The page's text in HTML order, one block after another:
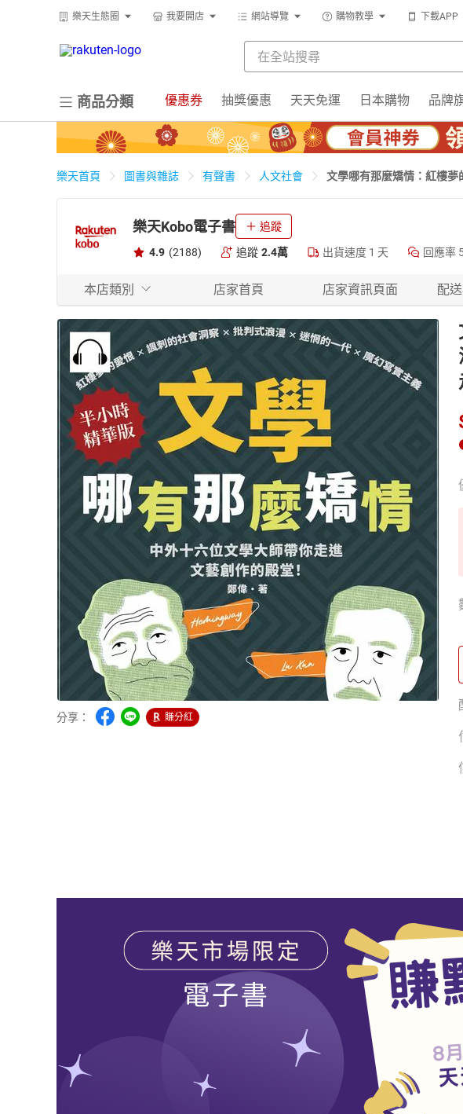
樂天生態圈 我要開店 網站導覽 購物教學 下載APP
商品分類 優惠券 抽獎優惠 天天免運 日本購物 品牌
樂天首頁 圖書與雜誌 有聲書 人文社會
文學哪有那麼矯情：紅樓夢
樂天Kobo電子書 追蹤
4.9 (2188) 追蹤 2.4萬 出貨速度 1 天 回應率
本店類別 店家首頁 店家資訊頁面 配
分享： 賺分紅